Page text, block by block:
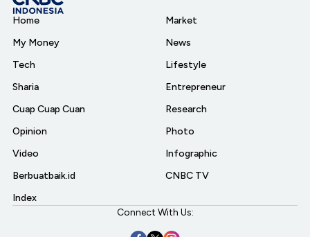
Home
My Money
Tech
Sharia
Cuap Cuap Cuan
Opinion
Video
Berbuatbaik.id
Index
Market
News
Lifestyle
Entrepreneur
Research
Photo
Infographic
CNBC TV
Connect With Us: